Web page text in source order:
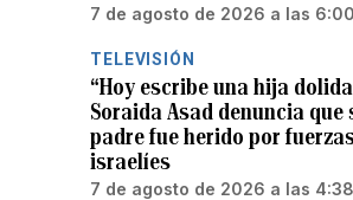
7 de agosto de 2026 a las
TELEVISIÓN
“Hoy escribe una hija
Soraida Asad denuncia que
padre fue herido por
israelíes
7 de agosto de 2026 a las